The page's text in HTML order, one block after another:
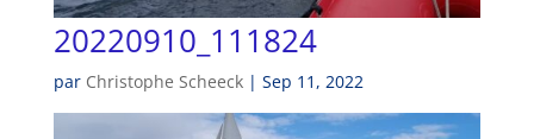
20220910_111824
par Christophe Scheeck| Sep 11, 2022